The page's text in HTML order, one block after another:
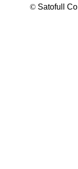
© Satofull